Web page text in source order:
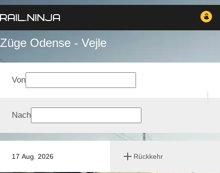
Züge Odense - Vejle
17 Aug. 2026 Rückkehr
Von
Nach